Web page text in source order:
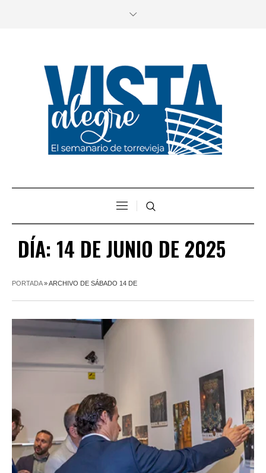
DÍA: 14 DE JUNIO DE 2025
PORTADA»ARCHIVO DE SÁBADO 14 DE